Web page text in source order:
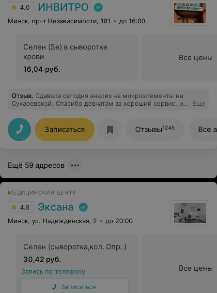
4.0 ИНВИТРО
Минск, пр-т Независимости, 181 до 16:00
Селен (Se) в сыворотке
крови
16,04 руб.
Все цены
Отзыв. Сдавала сегодня анализ на микроэлементы на
Сухаревской. Спасибо девчатам за хороший сервис, и
ногти". Поможет более всесторонне оценить по
анализам мою проблему. Спасибо.
Еще
Записаться Отзывы1245 Все
Ещё 59 адресов
МЕДИЦИНСКИЙ ЦЕНТР
4.8 Эксана
Минск, ул. Надеждинская, 2 до 20:00
Селен (сыворотка,кол. Опр. )
30,42 руб.
Запись по телефону
Записаться
Все цены